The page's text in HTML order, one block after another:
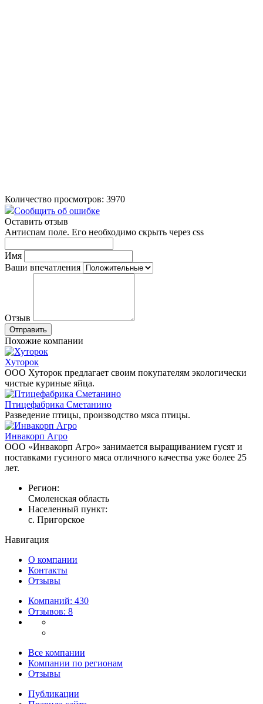
Количество просмотров: 3970
Сообщить об ошибке
Оставить отзыв
Антиспам поле. Его необходимо скрыть через css
Имя
Ваши впечатления
Отзыв
Похожие компании
Хуторок
ООО Хуторок предлагает своим покупателям экологически
чистые куриные яйца.
Птицефабрика Сметанино
Разведение птицы, производство мяса птицы.
Инвакорп Агро
ООО «Инвакорп Агро» занимается выращиванием гусят и
поставками гусиного мяса отличного качества уже более 25
лет.
Регион:
Смоленская область
Населенный пункт:
с. Пригорское
Навигация
О компании
Контакты
Отзывы
Компаний: 430
Отзывов: 8
Все компании
Компании по регионам
Отзывы
Публикации